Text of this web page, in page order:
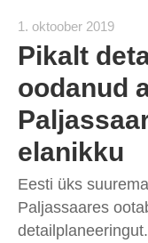
1. oktoober 2019
Pikalt
oodanud
elanikku
Eesti üks
Paljassaares